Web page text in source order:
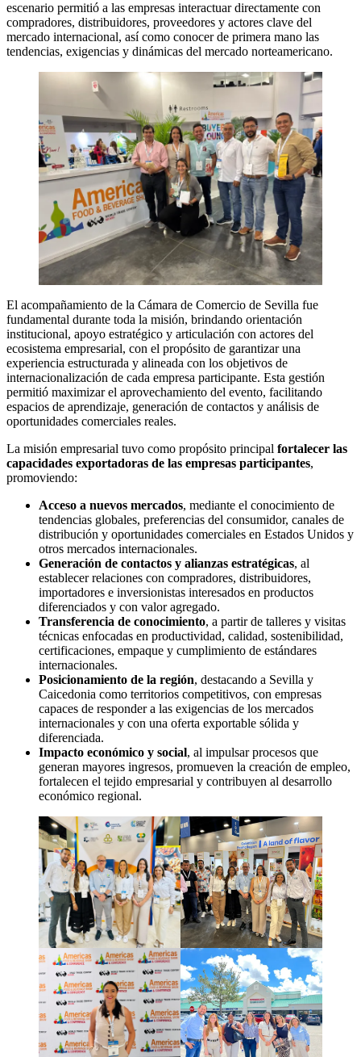
escenario permitió a las empresas interactuar directamente con
compradores, distribuidores, proveedores y actores clave del
mercado internacional, así como conocer de primera mano las
tendencias, exigencias y dinámicas del mercado norteamericano.
El acompañamiento de la Cámara de Comercio de Sevilla fue
fundamental durante toda la misión, brindando orientación
institucional, apoyo estratégico y articulación con actores del
ecosistema empresarial, con el propósito de garantizar una
experiencia estructurada y alineada con los objetivos de
internacionalización de cada empresa participante. Esta gestión
permitió maximizar el aprovechamiento del evento, facilitando
espacios de aprendizaje, generación de contactos y análisis de
oportunidades comerciales reales.
La misión empresarial tuvo como propósito principal fortalecer las
capacidades exportadoras de las empresas participantes,
promoviendo:
Acceso a nuevos mercados, mediante el conocimiento de
tendencias globales, preferencias del consumidor, canales de
distribución y oportunidades comerciales en Estados Unidos y
otros mercados internacionales.
Generación de contactos y alianzas estratégicas, al
establecer relaciones con compradores, distribuidores,
importadores e inversionistas interesados en productos
diferenciados y con valor agregado.
Transferencia de conocimiento, a partir de talleres y visitas
técnicas enfocadas en productividad, calidad, sostenibilidad,
certificaciones, empaque y cumplimiento de estándares
internacionales.
Posicionamiento de la región, destacando a Sevilla y
Caicedonia como territorios competitivos, con empresas
capaces de responder a las exigencias de los mercados
internacionales y con una oferta exportable sólida y
diferenciada.
Impacto económico y social, al impulsar procesos que
generan mayores ingresos, promueven la creación de empleo,
fortalecen el tejido empresarial y contribuyen al desarrollo
económico regional.